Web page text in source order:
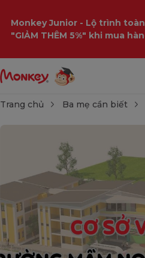
Monkey Junior - Lộ trình
"GIẢM THÊM 5%" khi mua
Trang chủ Ba mẹ cần biết